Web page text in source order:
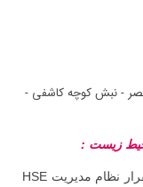
عصر - نبش کوچه کاشفی -
در تاريخ 1380/11/29وزير محترم نفت با استقرار نظام مديريت HSE